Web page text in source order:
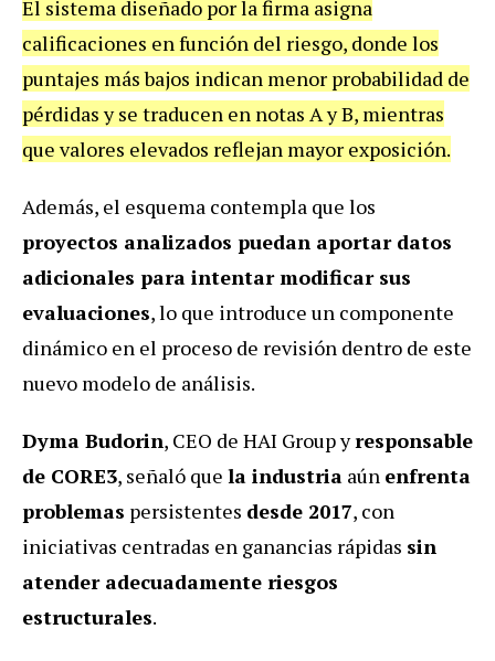
El sistema diseñado por la firma asigna
calificaciones en función del riesgo, donde los
puntajes más bajos indican menor probabilidad de
pérdidas y se traducen en notas A y B, mientras
que valores elevados reflejan mayor exposición.
Además, el esquema contempla que los
proyectos analizados puedan aportar datos
adicionales para intentar modificar sus
evaluaciones, lo que introduce un componente
dinámico en el proceso de revisión dentro de este
nuevo modelo de análisis.
Dyma Budorin, CEO de HAI Group yresponsable
de CORE3, señaló que la industria aún enfrenta
problemas persistentes desde 2017, con
iniciativas centradas en ganancias rápidas sin
atender adecuadamente riesgos
estructurales.